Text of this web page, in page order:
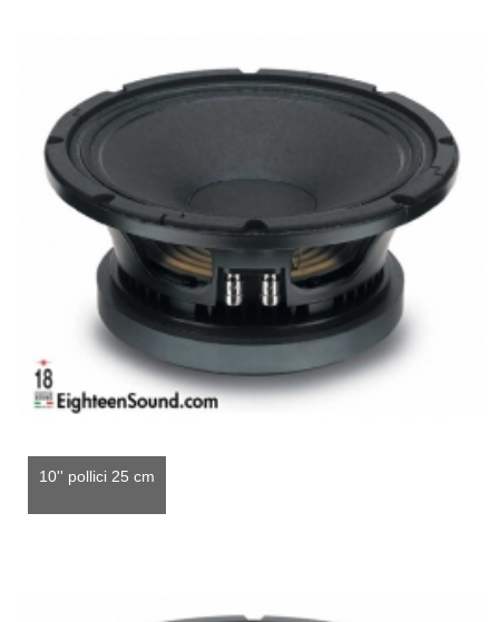
10'' pollici 25 cm